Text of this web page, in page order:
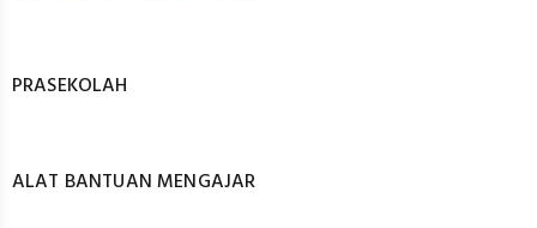
PRASEKOLAH
ALAT BANTUAN MENGAJAR